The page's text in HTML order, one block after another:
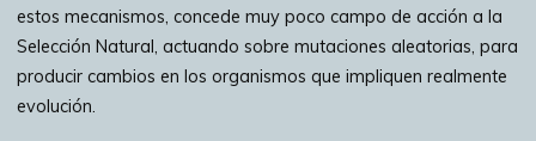
estos mecanismos, concede muy poco campo de acción a la
Selección Natural, actuando sobre mutaciones aleatorias, para
producir cambios en los organismos que impliquen realmente
evolución.